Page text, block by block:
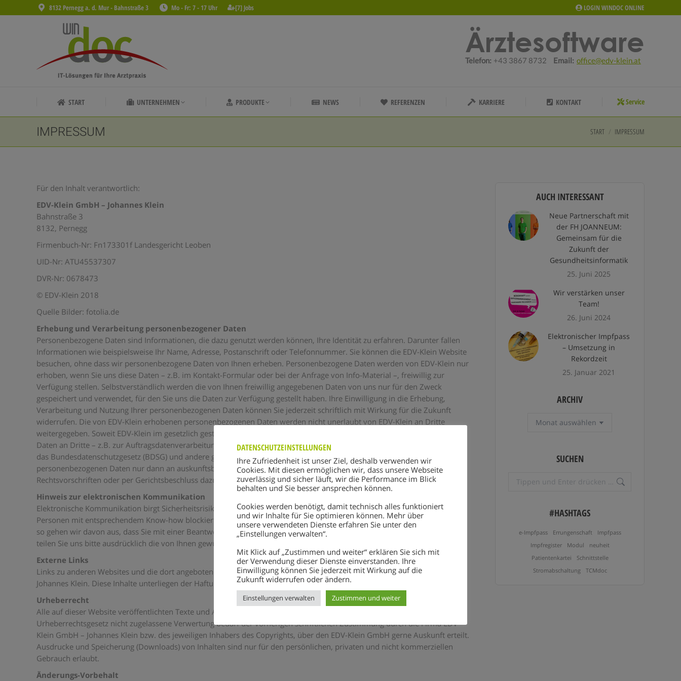
8132 Pernegg a. d. Mur - Bahnstraße 3 Mo - Fr: 7 - 17 Uhr [7] Jobs LOGIN WINDOC ONLINE
Ärztesoftware
Telefon: +43 3867 8732 Email: office@edv-klein.at
START UNTERNEHMEN PRODUKTE NEWS REFERENZEN KARRIERE KONTAKT Service
IMPRESSUM Sie befinden sich hier:
START IMPRESSUM
Für den Inhalt verantwortlich:
EDV-Klein GmbH – Johannes Klein
Bahnstraße 3
8132, Pernegg
Firmenbuch-Nr: Fn173301f Landesgericht Leoben
UID-Nr: ATU45537307
DVR-Nr: 0678473
© EDV-Klein 2018
Quelle Bilder: fotolia.de
Erhebung und Verarbeitung personenbezogener Daten
Personenbezogene Daten sind Informationen, die dazu genutzt werden können, Ihre Identität zu erfahren. Darunter fallen
Informationen wie beispielsweise Ihr Name, Adresse, Postanschrift oder Telefonnummer. Sie können die EDV-Klein Website
besuchen, ohne dass wir personenbezogene Daten von Ihnen erheben. Personenbezogene Daten werden von EDV-Klein nur
erhoben, wenn Sie uns diese Daten – z.B. im Kontakt-Formular oder bei der Anfrage von Info-Material –, freiwillig zur
Verfügung stellen. Selbstverständlich werden die von Ihnen freiwillig angegebenen Daten von uns nur für den Zweck
gespeichert und verwendet, für den Sie uns die Daten zur Verfügung gestellt haben. Ihre Einwilligung in die Erhebung,
Verarbeitung und Nutzung Ihrer personenbezogenen Daten können Sie jederzeit schriftlich mit Wirkung für die Zukunft
widerrufen. Die von EDV-Klein erhobenen personenbezogenen Daten werden nicht unerlaubt von EDV-Klein an Dritte
weitergegeben. Soweit EDV-Klein im gesetzlich gestatteten Umfang oder im Rahmen Ihrer Einwilligung personenbezogene
Daten an Dritte – z.B. zur Auftragsdatenverarbeitung oder zur Erbringung technischer Leistungen – weitergibt, sind diese an
das Bundesdatenschutzgesetz (BDSG) und andere gesetzliche Vorschriften gebunden. EDV-Klein wird Ihre
personenbezogenen Daten nur dann an auskunftsberechtigte Stellen (z.B. Behörden) übermitteln, wenn wir durch
Rechtsvorschriften oder per Gerichtsbeschluss dazu verpflichtet sind.
Hinweis zur elektronischen Kommunikation
Elektronische Kommunikation birgt Sicherheitsrisiken. E-Mails können zum Beispiel auf ihrem Weg durch das Internet von
Personen mit entsprechendem Know-how blockiert, gelesen oder verändert werden. Wenn Sie uns per E-Mail kontaktieren,
so gehen wir davon aus, dass Sie mit einer Beantwortung per E-Mail einverstanden sind. Sollte dies nicht der Fall sein, so
teilen Sie uns bitte ausdrücklich die von Ihnen gewünschte Kommunikations-Methode mit.
Externe Links
Links zu anderen Websites und die dort angebotenen Inhalte liegen außerhalb der Verantwortung der EDV-Klein GmbH –
Johannes Klein. Diese Inhalte unterliegen der Haftung der jeweiligen Anbieter.
Urheberrecht
Alle auf dieser Website veröffentlichten Texte und Abbildungen sind urheberrechtlich geschützt. Jede vom
Urheberrechtsgesetz nicht zugelassene Verwertung bedarf der vorherigen schriftlichen Zustimmung durch die Firma EDV-
Klein GmbH – Johannes Klein bzw. des jeweiligen Inhabers des Copyrights, über den EDV-Klein GmbH gerne Auskunft erteilt.
Ausdrucke und Speicherung (Downloads) von Inhalten sind nur für den persönlichen, privaten und nicht kommerziellen
Gebrauch erlaubt.
Änderungs-Vorbehalt
AUCH INTERESSANT
Neue Partnerschaft mit
der FH JOANNEUM:
Gemeinsam für die
Zukunft der
Gesundheitsinformatik
25. Juni 2025
Wir verstärken unser
Team!
26. Juni 2024
Elektronischer Impfpass
– Umsetzung in
Rekordzeit
25. Januar 2021
ARCHIV
Archiv
SUCHEN
Search:
#HASHTAGS
e-Impfpass Errungenschaft
Impfpass
Impfregister
Modul
neuheit
Patientenkartei
Schnittstelle
Stromabschaltung
TCMdoc
DATENSCHUTZEINSTELLUNGEN
Ihre Zufriedenheit ist unser Ziel, deshalb verwenden wir
Cookies. Mit diesen ermöglichen wir, dass unsere Webseite
zuverlässig und sicher läuft, wir die Performance im Blick
behalten und Sie besser ansprechen können.
Cookies werden benötigt, damit technisch alles funktioniert
und wir Inhalte für Sie optimieren können. Mehr über
unsere verwendeten Dienste erfahren Sie unter den
„Einstellungen verwalten“.
Mit Klick auf „Zustimmen und weiter“ erklären Sie sich mit
der Verwendung dieser Dienste einverstanden. Ihre
Einwilligung können Sie jederzeit mit Wirkung auf die
Zukunft widerrufen oder ändern.
Einstellungen verwalten Zustimmen und weiter
START UNTERNEHMEN PRODUKTE NEWS REFERENZEN KARRIERE KONTAKT Service